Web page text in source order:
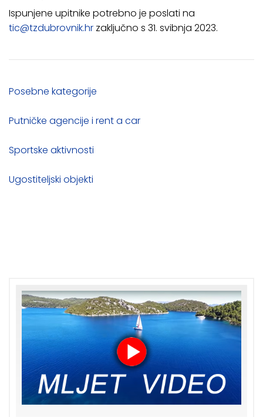
Ispunjene upitnike potrebno je poslati na
tic@tzdubrovnik.hr zaključno s 31. svibnja 2023.
Posebne kategorije
Putničke agencije i rent a car
Sportske aktivnosti
Ugostiteljski objekti